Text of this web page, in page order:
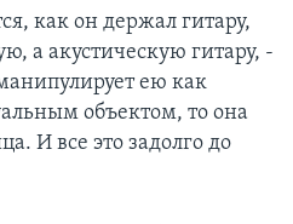
как он держал гитару,
а акустическую гитару, -
ею как
объектом, то она
И все это задолго до